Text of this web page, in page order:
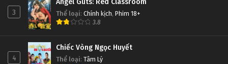
3
Angel Guts: Red Classroom
Thể loại: Chính kịch, Phim 18+
3.8
4
Chiếc Vòng Ngọc Huyết
Thể loại: Tâm Lý